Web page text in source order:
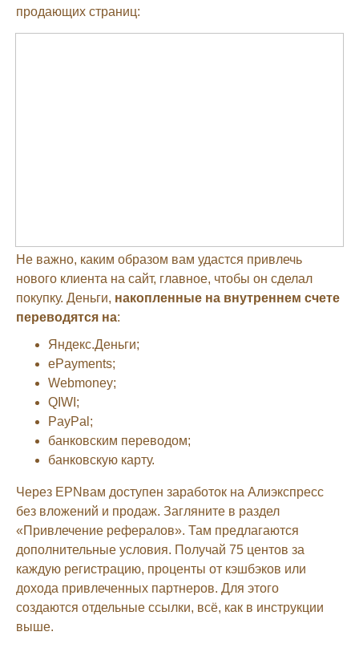
продающих страниц:
Не важно, каким образом вам удастся привлечь
нового клиента на сайт, главное, чтобы он сделал
покупку. Деньги, накопленные на внутреннем счете
переводятся на:
Яндекс.Деньги;
ePayments;
Webmoney;
QIWI;
PayPal;
банковским переводом;
банковскую карту.
Через EPNвам доступен заработок на Алиэкспресс
без вложений и продаж. Загляните в раздел
«Привлечение рефералов». Там предлагаются
дополнительные условия. Получай 75 центов за
каждую регистрацию, проценты от кэшбэков или
дохода привлеченных партнеров. Для этого
создаются отдельные ссылки, всё, как в инструкции
выше.